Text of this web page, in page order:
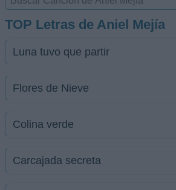
TOP Letras de Aniel Mejía
Luna tuvo que partir
Flores de Nieve
Colina verde
Carcajada secreta